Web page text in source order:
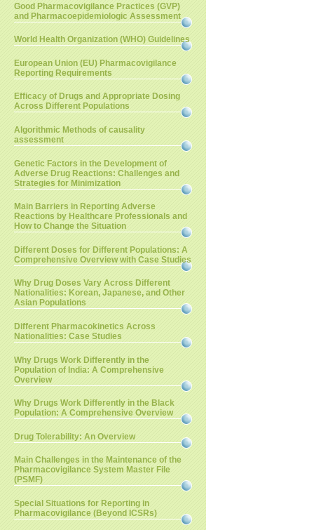
Good Pharmacovigilance Practices (GVP)
and Pharmacoepidemiologic Assessment
World Health Organization (WHO) Guidelines
European Union (EU) Pharmacovigilance
Reporting Requirements
Efficacy of Drugs and Appropriate Dosing
Across Different Populations
Algorithmic Methods of causality
assessment
Genetic Factors in the Development of
Adverse Drug Reactions: Challenges and
Strategies for Minimization
Main Barriers in Reporting Adverse
Reactions by Healthcare Professionals and
How to Change the Situation
Different Doses for Different Populations: A
Comprehensive Overview with Case Studies
Why Drug Doses Vary Across Different
Nationalities: Korean, Japanese, and Other
Asian Populations
Different Pharmacokinetics Across
Nationalities: Case Studies
Why Drugs Work Differently in the
Population of India: A Comprehensive
Overview
Why Drugs Work Differently in the Black
Population: A Comprehensive Overview
Drug Tolerability: An Overview
Main Challenges in the Maintenance of the
Pharmacovigilance System Master File
(PSMF)
Special Situations for Reporting in
Pharmacovigilance (Beyond ICSRs)